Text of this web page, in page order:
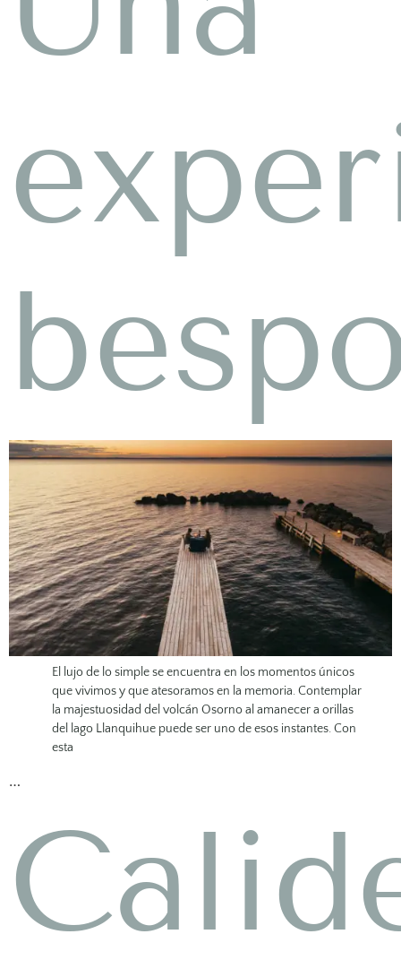
El lujo de lo simple se encuentra en los momentos únicos
que vivimos y que atesoramos en la memoria. Contemplar
la majestuosidad del volcán Osorno al amanecer a orillas
del lago Llanquihue puede ser uno de esos instantes. Con
esta
…